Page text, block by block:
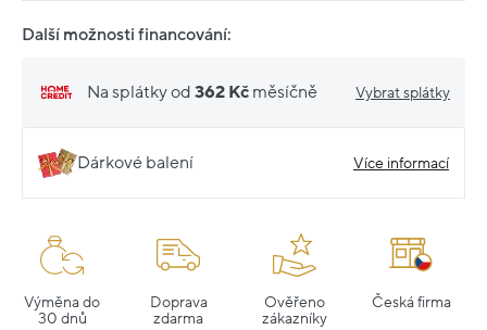
Další možnosti financování:
Na splátky od 362 Kč měsíčně Vybrat splátky
Dárkové balení Více informací
Výměna do
30 dnů
Doprava
zdarma
Ověřeno
zákazníky
Česká firma